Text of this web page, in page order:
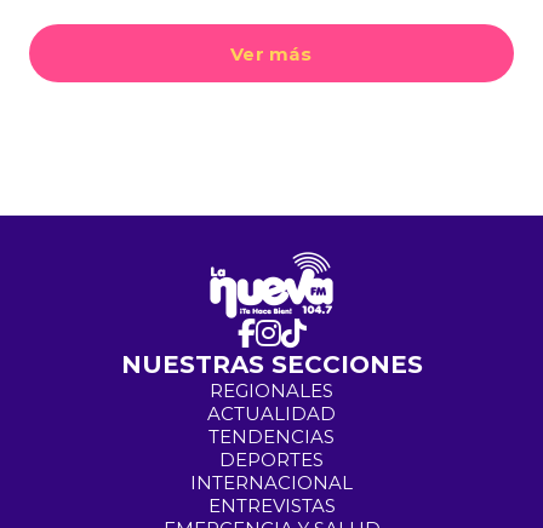
Ver más
NUESTRAS SECCIONES
REGIONALES
ACTUALIDAD
TENDENCIAS
DEPORTES
INTERNACIONAL
ENTREVISTAS